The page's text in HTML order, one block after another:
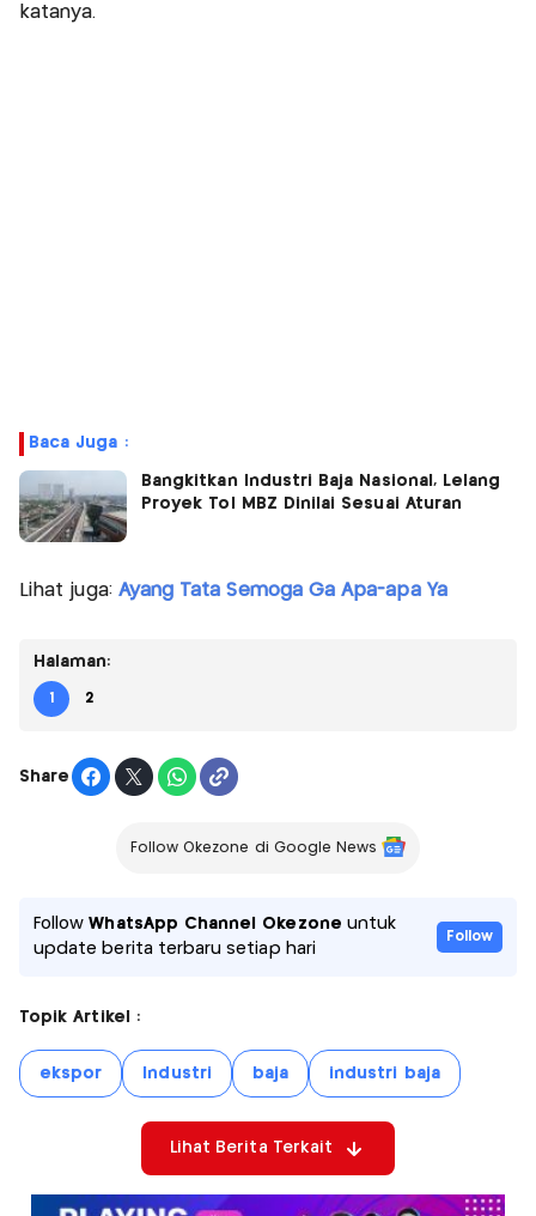
katanya.
Baca Juga :
Bangkitkan Industri Baja Nasional, Lelang
Proyek Tol MBZ Dinilai Sesuai Aturan
Lihat juga: Ayang Tata Semoga Ga Apa-apa Ya
Halaman:
1 2
Share
Follow Okezone di Google News
FollowWhatsApp Channel Okezone untuk
update berita terbaru setiap hari
Follow
Topik Artikel :
ekspor Industri baja industri baja
Lihat Berita Terkait